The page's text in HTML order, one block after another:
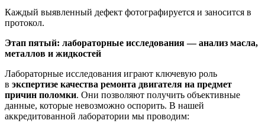
Каждый выявленный дефект фотографируется и заносится в
протокол.
Этап пятый: лабораторные исследования — анализ масла,
металлов и жидкостей
Лабораторные исследования играют ключевую роль
в экспертизе качества ремонта двигателя на предмет
причин поломки. Они позволяют получить объективные
данные, которые невозможно оспорить. В нашей
аккредитованной лаборатории мы проводим: